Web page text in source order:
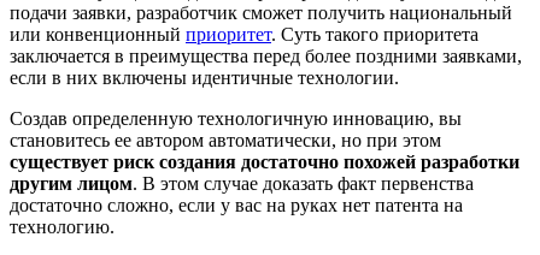
подачи заявки, разработчик сможет получить национальный
или конвенционный приоритет. Суть такого приоритета
заключается в преимущества перед более поздними заявками,
если в них включены идентичные технологии.
Создав определенную технологичную инновацию, вы
становитесь ее автором автоматически, но при этом
существует риск создания достаточно похожей разработки
другим лицом. В этом случае доказать факт первенства
достаточно сложно, если у вас на руках нет патента на
технологию.